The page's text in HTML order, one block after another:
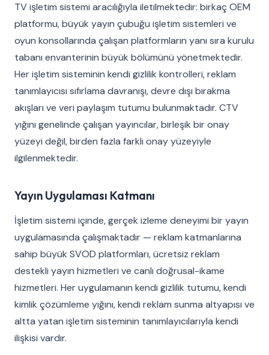
TV işletim sistemi aracılığıyla iletilmektedir: birkaç OEM
platformu, büyük yayın çubuğu işletim sistemleri ve
oyun konsollarında çalışan platformların yanı sıra kurulu
tabanı envanterinin büyük bölümünü yönetmektedir.
Her işletim sisteminin kendi gizlilik kontrolleri, reklam
tanımlayıcısı sıfırlama davranışı, devre dışı bırakma
akışları ve veri paylaşım tutumu bulunmaktadır. CTV
yığını genelinde çalışan yayıncılar, birleşik bir onay
yüzeyi değil, birden fazla farklı onay yüzeyiyle
ilgilenmektedir.
Yayın Uygulaması Katmanı
İşletim sistemi içinde, gerçek izleme deneyimi bir yayın
uygulamasında çalışmaktadır — reklam katmanlarına
sahip büyük SVOD platformları, ücretsiz reklam
destekli yayın hizmetleri ve canlı doğrusal-ikame
hizmetleri. Her uygulamanın kendi gizlilik tutumu, kendi
kimlik çözümleme yığını, kendi reklam sunma altyapısı ve
altta yatan işletim sisteminin tanımlayıcılarıyla kendi
ilişkisi vardır.